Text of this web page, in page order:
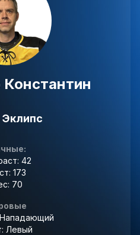
Константин
Эклипс
42
173
70
Левый